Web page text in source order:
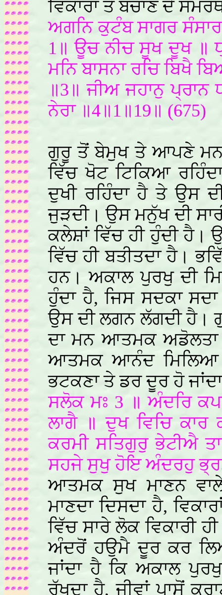
ਵਿਕਾਰਾਂ ਤੋਂ ਬਚਾਣ ਦੇ
ਅਗਨਿ ਕੁਟੰਬ ਸਾਗਰ
1॥ ਊਚ ਨੀਚ ਸੂਖ ਦੂਖ ॥
ਮਨਿ ਬਾਸਨਾ ਰਚਿ ਬਿਖੈ
॥3॥ ਜੀਅ ਜਹਾਨੁ ਪ੍ਰਾਨ
ਨੇਰਾ ॥4॥1॥19॥ (675)
ਗੁਰੂ ਤੋਂ ਬੇਮੁਖ ਤੇ ਆਪਣੇ
ਵਿੱਚ ਖੋਟ ਟਿਕਿਆ
ਦੁਖੀ ਰਹਿੰਦਾ ਹੈ ਤੇ ਉਸ
ਜੁੜਦੀ। ਉਸ ਮਨੁੱਖ ਦੀ
ਕਲੇਸ਼ਾਂ ਵਿੱਚ ਹੀ ਹੁੰਦੀ ਹੈ।
ਵਿੱਚ ਹੀ ਬਤੀਤਦਾ ਹੈ।
ਹਨ। ਅਕਾਲ ਪੁਰਖੁ ਦੀ
ਹੁੰਦਾ ਹੈ, ਜਿਸ ਸਦਕਾ
ਉਸ ਦੀ ਲਗਨ ਲੱਗਦੀ ਹੈ।
ਦਾ ਮਨ ਆਤਮਕ ਅਡੋਲਤਾ
ਆਤਮਕ ਆਨੰਦ ਮਿਲਿਆ
ਭਟਕਣਾ ਤੇ ਡਰ ਦੂਰ ਹੋ
ਸਲੋਕ ਮਃ 3 ॥ ਅੰਦਰਿ
ਲਾਗੈ ॥ ਦੁਖ ਵਿਚਿ
ਕਰਮੀ ਸਤਿਗੁਰੁ ਭੇਟੀਐ
ਸਹਜੇ ਸੁਖੁ ਹੋਇ ਅੰਦਰਹੁ
ਆਤਮਕ ਸੁਖ ਮਾਣਨ
ਮਾਣਦਾ ਦਿਸਦਾ ਹੈ,
ਵਿੱਚ ਸਾਰੇ ਲੋਕ ਵਿਕਾਰੀ
ਅੰਦਰੋਂ ਹਉਮੈ ਦੂਰ ਕਰ
ਜਾਂਦਾ ਹੈ ਕਿ ਅਕਾਲ
ਰੱਖਦਾ ਹੈ, ਜੀਵਾਂ ਪਾਸੋਂ